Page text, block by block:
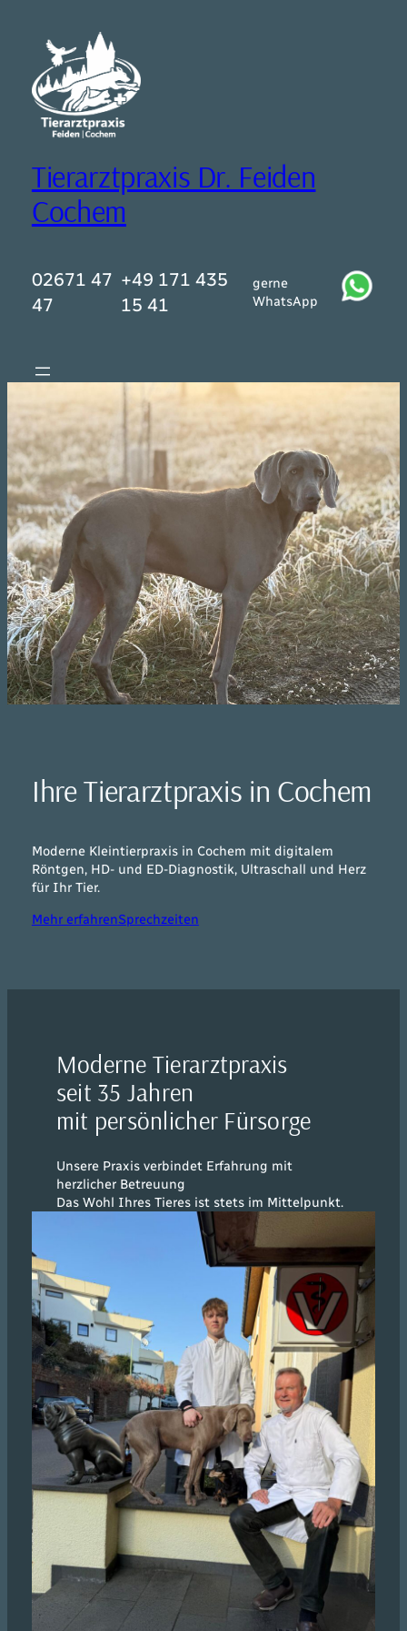
springen
Tierarztpraxis Dr. Feiden
Cochem
02671 47
47
+49 171 435
15 41
gerne
WhatsApp
Ihre Tierarztpraxis in Cochem
Moderne Kleintierpraxis in Cochem mit digitalem
Röntgen, HD- und ED-Diagnostik, Ultraschall und Herz
für Ihr Tier.
Mehr erfahrenSprechzeiten
Moderne Tierarztpraxis
seit 35 Jahren
mit persönlicher Fürsorge
Unsere Praxis verbindet Erfahrung mit
herzlicher Betreuung
Das Wohl Ihres Tieres ist stets im Mittelpunkt.